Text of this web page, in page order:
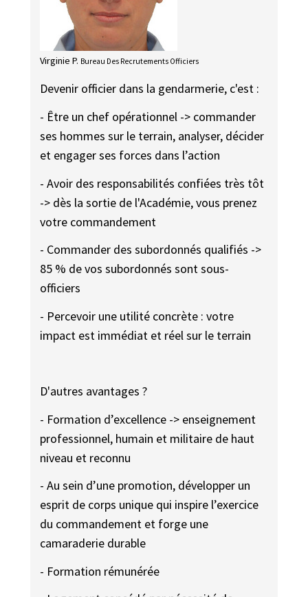
Virginie P. Bureau Des Recrutements Officiers
Devenir officier dans la gendarmerie, c'est :
- Être un chef opérationnel -> commander
ses hommes sur le terrain, analyser, décider
et engager ses forces dans l’action
- Avoir des responsabilités confiées très tôt
-> dès la sortie de l'Académie, vous prenez
votre commandement
- Commander des subordonnés qualifiés ->
85 % de vos subordonnés sont sous-
officiers
- Percevoir une utilité concrète : votre
impact est immédiat et réel sur le terrain
D'autres avantages ?
- Formation d’excellence -> enseignement
professionnel, humain et militaire de haut
niveau et reconnu
- Au sein d’une promotion, développer un
esprit de corps unique qui inspire l’exercice
du commandement et forge une
camaraderie durable
- Formation rémunérée